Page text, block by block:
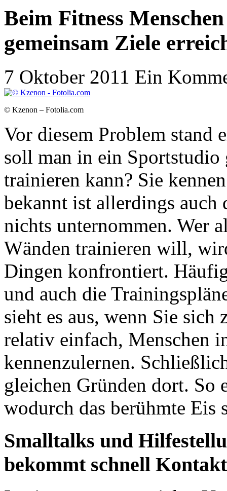
Beim Fitness
gemeinsam Ziele
7 Oktober 2011 Ein
© Kzenon – Fotolia.com
Vor diesem Problem stand
soll man in ein Sportstudio
trainieren kann? Sie
bekannt ist allerdings
nichts unternommen. Wer
Wänden trainieren will,
Dingen konfrontiert.
und auch die
sieht es aus, wenn Sie sich
relativ einfach, Menschen
kennenzulernen.
gleichen Gründen dort. So
wodurch das berühmte Eis
Smalltalks und
bekommt schnell Kontakt